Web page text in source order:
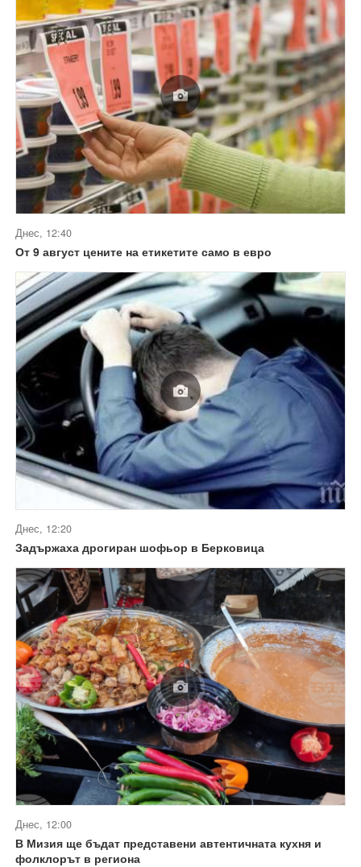
Днес, 12:40
От 9 август цените на етикетите само в евро
Днес, 12:20
Задържаха дрогиран шофьор в Берковица
Днес, 12:00
В Мизия ще бъдат представени автентичната кухня и
фолклорът в региона